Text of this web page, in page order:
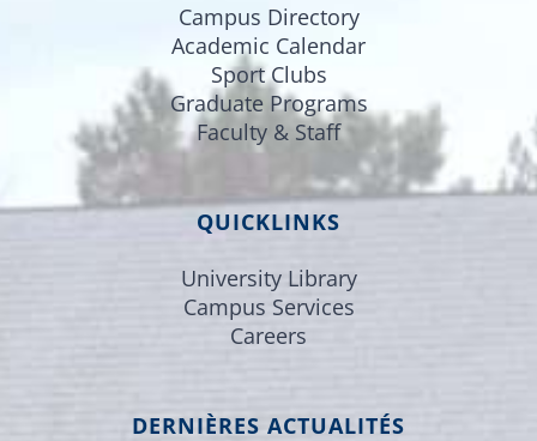
Campus Directory
Academic Calendar
Sport Clubs
Graduate Programs
Faculty & Staff
QUICKLINKS
University Library
Campus Services
Careers
DERNIÈRES ACTUALITÉS